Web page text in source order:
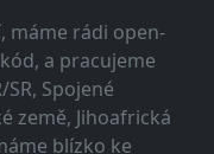
máme rádi open-
a pracujeme
Spojené
země, Jihoafrická
blízko ke